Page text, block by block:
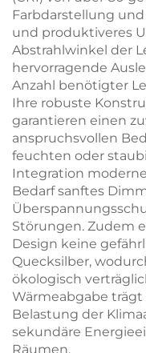
Farbdarstellung
und produktiveres
Abstrahlwinkel der
hervorragende
Anzahl benötigter
Ihre robuste
garantieren einen
anspruchsvollen
feuchten oder
Integration
Bedarf sanftes
Störungen. Zudem
Design keine
Quecksilber,
ökologisch
Wärmeabgabe
Belastung der
sekundäre
Räumen.